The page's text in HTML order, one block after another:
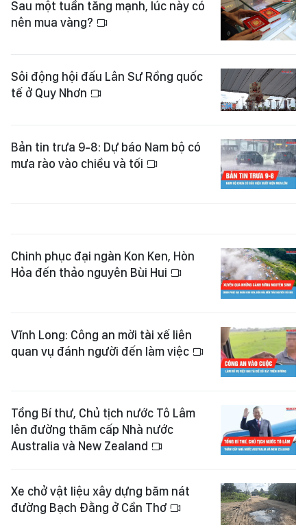
Sau một tuần tăng mạnh, lúc này có
nên mua vàng?
Sôi động hội đấu Lân Sư Rồng quốc
tế ở Quy Nhơn
Bản tin trưa 9-8: Dự báo Nam bộ có
mưa rào vào chiều và tối
Chinh phục đại ngàn Kon Ken, Hòn
Hỏa đến thảo nguyên Bùi Hui
Vĩnh Long: Công an mời tài xế liên
quan vụ đánh người đến làm việc
Tổng Bí thư, Chủ tịch nước Tô Lâm
lên đường thăm cấp Nhà nước
Australia và New Zealand
Xe chở vật liệu xây dựng băm nát
đường Bạch Đằng ở Cần Thơ